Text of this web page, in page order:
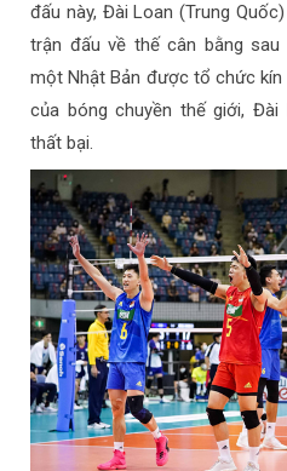
đấu này, Đài Loan (Trung
trận đấu về thế cân bằng
một Nhật Bản được tổ chức
của bóng chuyền thế giới,
thất bại.